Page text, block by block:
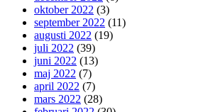
oktober 2022 (3)
september 2022 (11)
augusti 2022 (19)
juli 2022 (39)
juni 2022 (13)
maj 2022 (7)
april 2022 (7)
mars 2022 (28)